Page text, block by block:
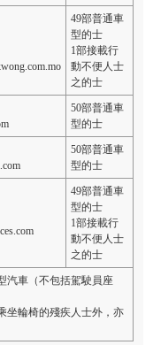
49部普通車
型的士
1部接載行
動不便人士
之的士
50部普通車
型的士
50部普通車
型的士
49部普通車
型的士
1部接載行
動不便人士
之的士
汽車（不包括駕駛員座
輪椅的殘疾人士外，亦